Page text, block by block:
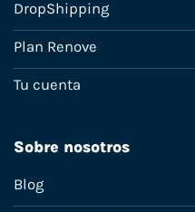
DropShipping
Plan Renove
Tu cuenta
Sobre nosotros
Blog